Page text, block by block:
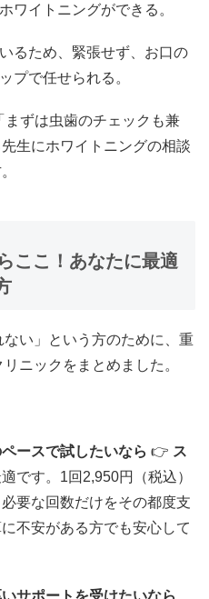
ワイトニングができる。
るため、緊張せず、お口の
プで任せられる。
まずは虫歯のチェックも兼
生にホワイトニングの相談
ここ！あなたに最適
ない」という方のために、重
ニックをまとめました。
ースで試したいなら 👉 ス
です。1回2,950円（税込）
要な回数だけをその都度支
不安がある方でも安心して
サポートを受けたいなら